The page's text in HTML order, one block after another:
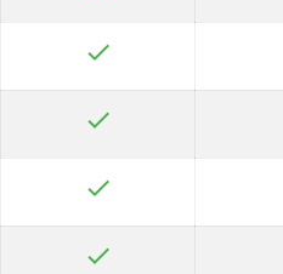
check
check
check
check